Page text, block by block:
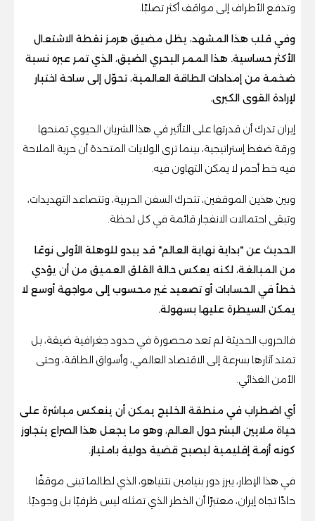
وتدفع الأطراف إلى مواقف أكثر تصلبًا.
وفي قلب هذا المشهد، يظل مضيق هرمز نقطة الاشتعال
الأكثر حساسية. هذا الممر البحري الضيق، الذي تمر عبره نسبة
ضخمة من إمدادات الطاقة العالمية، تحوّل إلى ساحة اختبار
لإرادة القوى الكبرى.
إيران تدرك أن قدرتها على التأثير في هذا الشريان الحيوي تمنحها
ورقة ضغط إستراتيجية، بينما ترى الولايات المتحدة أن حرية الملاحة
فيه خط أحمر لا يمكن التهاون فيه.
وبين هذين الموقفين، تتحرك السفن الحربية، وتتصاعد التهديدات،
وتبقى احتمالات الانفجار قائمة في كل لحظة.
الحديث عن "بداية نهاية العالم" قد يبدو للوهلة الأولى نوعًا
من المبالغة، لكنه يعكس حالة القلق العميق من أن يؤدي
خطأ في الحسابات أو تصعيد غير محسوب إلى مواجهة أوسع لا
يمكن السيطرة عليها بسهولة.
فالحروب الحديثة لم تعد محصورة في حدود جغرافية ضيقة، بل
تمتد آثارها بسرعة إلى الاقتصاد العالمي، وأسواق الطاقة، وحتى
الأمن الغذائي.
أي اضطراب في منطقة الخليج يمكن أن ينعكس مباشرة على
حياة ملايين البشر حول العالم، وهو ما يجعل هذا الصراع يتجاوز
كونه أزمة إقليمية ليصبح قضية دولية بامتياز.
في هذا الإطار، يبرز دور بنيامين نتنياهو، الذي لطالما تبنى موقفًا
حادًا تجاه إيران، معتبرًا أن الخطر الذي تمثله ليس ظرفيًا بل وجوديًا.